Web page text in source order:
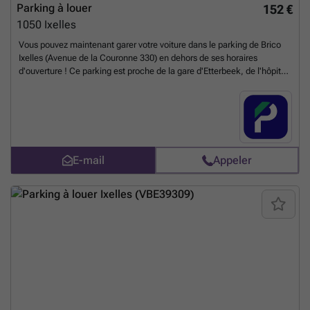
152 €
Parking à louer
1050 Ixelles
Vous pouvez maintenant garer votre voiture dans le parking de Brico
Ixelles (Avenue de la Couronne 330) en dehors de ses horaires
d'ouverture ! Ce parking est proche de la gare d'Etterbeek, de l'hôpital
pratique pour les résidents du quartier ! Places disponibles limitées, ne
manquez pas votre chance, abonnez-vous à ce parking maintenant !
Vous pouvez réserver directement votre parking sur le lien suivant :
### %20-%20elsene/avenue-de-la-couronne-330-ixelles-2742?
utm_source=ubiflow&utm_medium=referral&utm_campaign=parking
_listing&utm_content=be
E-mail Appeler